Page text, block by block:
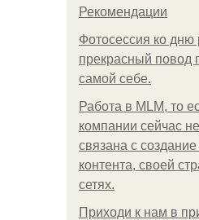
Рекомендации
Фотосессия ко дню
прекрасный повод
самой себе.
Работа в MLM, то
компании сейчас
связана с создание
контента, своей
сетях.
Приходи к нам в